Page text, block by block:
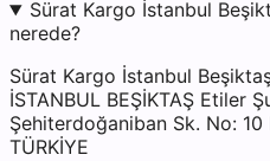
Sürat Kargo İstanbul
nerede?
Sürat Kargo İstanbul
İSTANBUL BEŞİKTAŞ Etiler
Şehiterdoğaniban Sk. No:
TÜRKİYE